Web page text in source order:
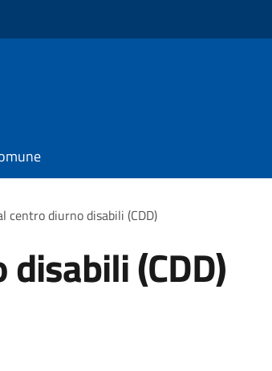
centro diurno disabili (CDD)
(CDD)